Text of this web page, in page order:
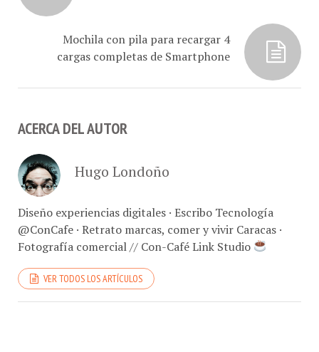
Mochila con pila para recargar 4
cargas completas de Smartphone
ACERCA DEL AUTOR
Hugo Londoño
Diseño experiencias digitales · Escribo Tecnología
@ConCafe · Retrato marcas, comer y vivir Caracas ·
Fotografía comercial // Con-Café Link Studio
VER TODOS LOS ARTÍCULOS